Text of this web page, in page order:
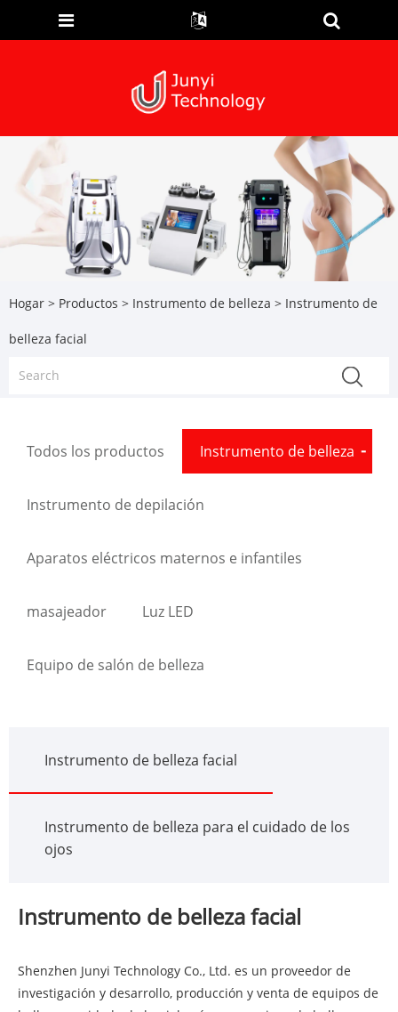
Hogar > Productos > Instrumento de belleza > Instrumento de
belleza facial
Todos los productos Instrumento de belleza
Instrumento de depilación
Aparatos eléctricos maternos e infantiles
masajeador Luz LED
Equipo de salón de belleza
Instrumento de belleza facial
Instrumento de belleza para el cuidado de los
ojos
Instrumento de belleza facial
Shenzhen Junyi Technology Co., Ltd. es un proveedor de
investigación y desarrollo, producción y venta de equipos de